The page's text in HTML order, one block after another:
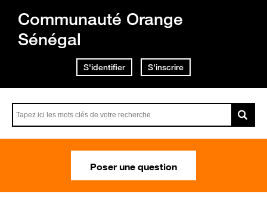
Communauté Orange
Sénégal
S'identifier S'inscrire
Poser une question